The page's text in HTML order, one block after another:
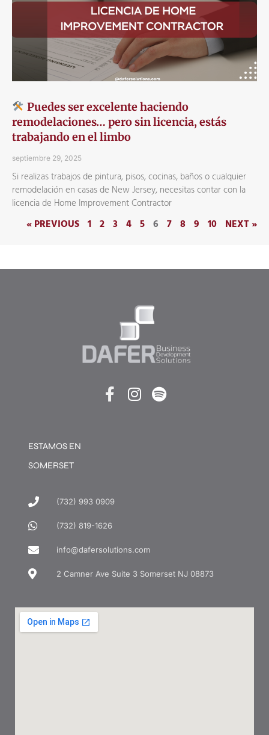
Puedes ser excelente haciendo
remodelaciones… pero sin licencia, estás
trabajando en el limbo
septiembre 29, 2025
Si realizas trabajos de pintura, pisos, cocinas, baños o cualquier
remodelación en casas de New Jersey, necesitas contar con la
licencia de Home Improvement Contractor
« PREVIOUS 1 2 3 4 5 6 7 8 9 10 NEXT »
ESTAMOS EN
SOMERSET
(732) 993 0909
(732) 819-1626
info@dafersolutions.com
2 Camner Ave Suite 3 Somerset NJ 08873